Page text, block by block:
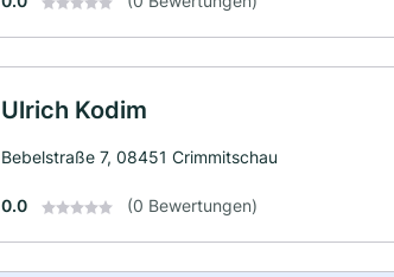
Ulrich Kodim
Bebelstraße 7, 08451 Crimmitschau
0.0 (0 Bewertungen)